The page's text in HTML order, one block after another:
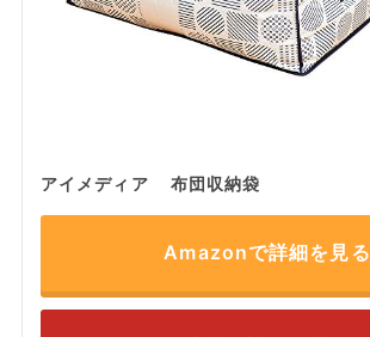
アイメディア 布団収納袋
Amazonで詳細を見る